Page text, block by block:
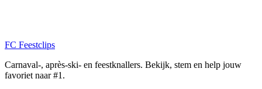
FC Feestclips
Carnaval-, après-ski- en feestknallers. Bekijk, stem en help jouw
favoriet naar #1.